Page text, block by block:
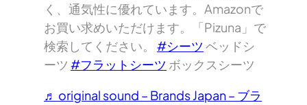
く、通気性に優れています。Amazonで
お買い求めいただけます。「Pizuna」で
検索してください。 #シーツ ベッドシ
ーツ #フラットシーツ ボックスシーツ
♬ original sound – Brands Japan – ブラ